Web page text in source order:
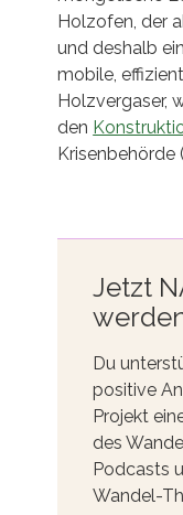
Holzofen, der
und deshalb
mobile,
Holzvergaser,
den
Krisenbehörde
Jetzt
Du
positive
Projekt
des
Podcasts
Wandel-